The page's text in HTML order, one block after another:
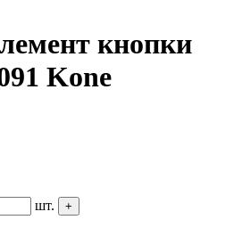
кнопки
Kone
шт.
+